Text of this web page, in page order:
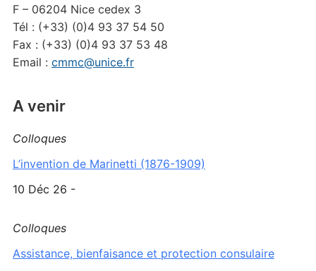
F – 06204 Nice cedex 3
Tél : (+33) (0)4 93 37 54 50
Fax : (+33) (0)4 93 37 53 48
Email : cmmc@unice.fr
A venir
Colloques
L’invention de Marinetti (1876-1909)
10 Déc 26 -
Colloques
Assistance, bienfaisance et protection consulaire